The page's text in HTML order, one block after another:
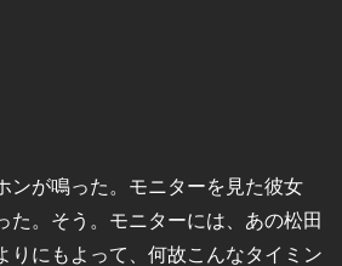
ンが鳴った。モニターを見た彼女
た。そう。モニターには、あの松田
りにもよって、何故こんなタイミン